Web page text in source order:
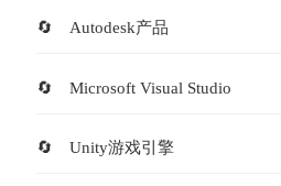
Autodesk产品
Microsoft Visual Studio
Unity游戏引擎